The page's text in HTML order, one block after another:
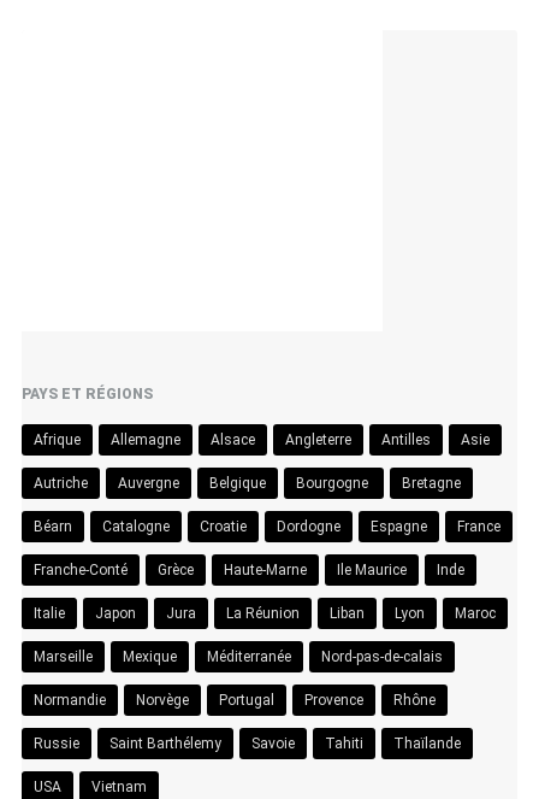
PAYS ET RÉGIONS
Afrique Allemagne Alsace Angleterre Antilles Asie
Autriche Auvergne Belgique Bourgogne Bretagne
Béarn Catalogne Croatie Dordogne Espagne France
Franche-Conté Grèce Haute-Marne Ile Maurice Inde
Italie Japon Jura La Réunion Liban Lyon Maroc
Marseille Mexique Méditerranée Nord-pas-de-calais
Normandie Norvège Portugal Provence Rhône
Russie Saint Barthélemy Savoie Tahiti Thaïlande
USA Vietnam